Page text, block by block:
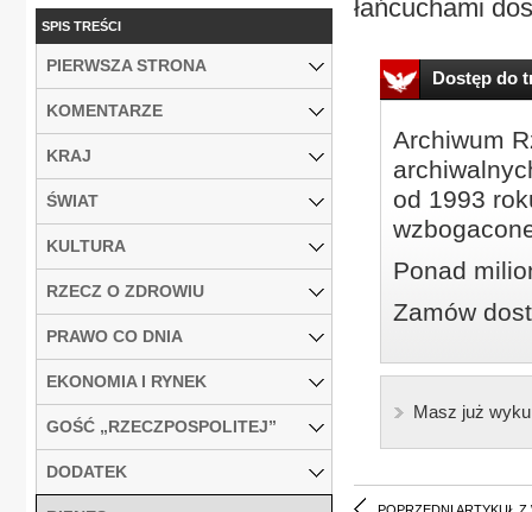
łańcuchami
Dostęp do
Archiwum
od 1993
Ponad
Zamów
Masz już
SPIS TREŚCI
PIERWSZA STRONA
KOMENTARZE
KRAJ
ŚWIAT
KULTURA
RZECZ O ZDROWIU
PRAWO CO DNIA
EKONOMIA I RYNEK
GOŚĆ „RZECZPOSPOLITEJ”
DODATEK